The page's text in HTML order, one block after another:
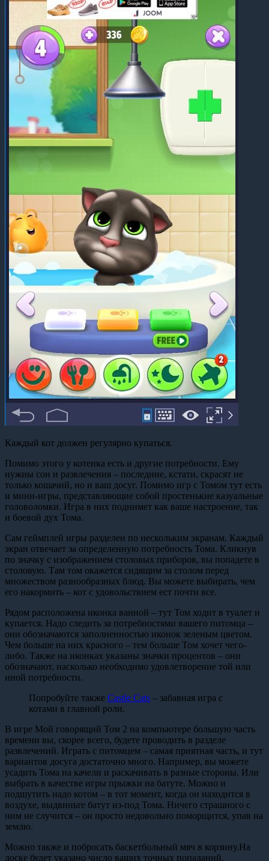
Каждый кот должен регулярно купаться.
Помимо этого у котенка есть и другие потребности. Ему
нужны сон и развлечения – последние, кстати, скрасят не
только кошачий, но и ваш досуг. Помимо игр с Томом тут есть
и мини-игры, представляющие собой простенькие казуальные
головоломки. Игра в них поднимет как ваше настроение, так
и боевой дух Тома.
Сам геймплей игры разделен по нескольким экранам. Каждый
экран отвечает за определенную потребность Тома. Кликнув
по значку с изображением столовых приборов, вы попадете в
столовую. Там том окажется сидящим за столом перед
множеством разнообразных блюд. Вы можете выбирать, чем
его накормить – кот с удовольствием ест почти все.
Рядом расположена иконка ванной – тут Том ходит в туалет и
купается. Надо следить за потребностями вашего питомца –
они обозначаются заполненностью иконок зеленым цветом.
Чем больше на них красного – тем больше Том хочет чего-
либо. Также на иконках указаны значки процентов – они
обозначают, насколько необходимо удовлетворение той или
иной потребности.
Попробуйте также Castle Cats – забавная игра с
котами в главной роли.
В игре Мой говорящий Том 2 на компьютере большую часть
времени вы, скорее всего, будете проводить в разделе
развлечений. Играть с питомцем – самая приятная часть, и тут
вариантов досуга достаточно много. Например, вы можете
усадить Тома на качели и раскачивать в разные стороны. Или
выбрать в качестве игры прыжки на батуте. Можно и
подшутить надо котом – в тот момент, когда он находится в
воздухе, выдвиньте батут из-под Тома. Ничего страшного с
ним не случится – он просто недовольно поморщится, упав на
землю.
Можно также и побросать баскетбольный мяч в корзину.На
доске будет указано число ваших точных попаданий.